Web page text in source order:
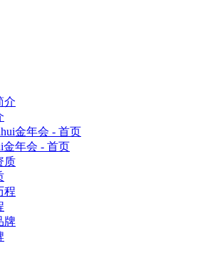
金年会 - 首页